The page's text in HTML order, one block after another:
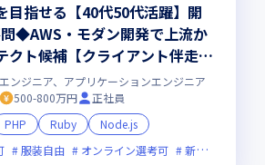
目指せる【40代50代活躍】開
◆AWS・モダン開発で上流か
クト候補【クライアント伴走型
・リードエンジニア 】大手直
ロジェクト多数／残業少・福利
ンジニア、アプリケーションエンジニア
500-800万円
正社員
PHP Ruby
Node.js
服装自由 オンライン選考可 新技術に積極的